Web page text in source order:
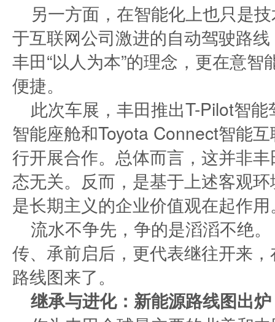
另一方面，在智能化上也只是
于互联网公司激进的自动驾驶路
丰田“以人为本”的理念，更在意
便捷。
此次车展，丰田推出T-Pilot智
智能座舱和Toyota Connect智能
行开展合作。总体而言，这并非
态无关。反而，是基于上述客观
是长期主义的企业价值观在起作用
流水不争先，争的是滔滔不绝
传、承前启后，更代表继往开来
路线图来了。
继承与进化：新能源路线图出炉